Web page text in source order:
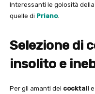
Interessanti le golosità della
quelle di Priano.
Selezione di
insolito e
Per gli amanti dei cocktail